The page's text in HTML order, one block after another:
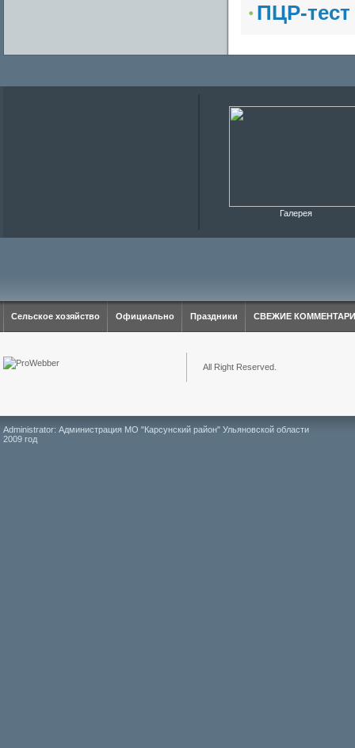
ПЦР-
Галерея
Сельское хозяйство Официально Праздники СВЕЖИЕ
All Right Reserved.
Administrator: Администрация МО "Карсунский район" Ульяновской области
2009 год